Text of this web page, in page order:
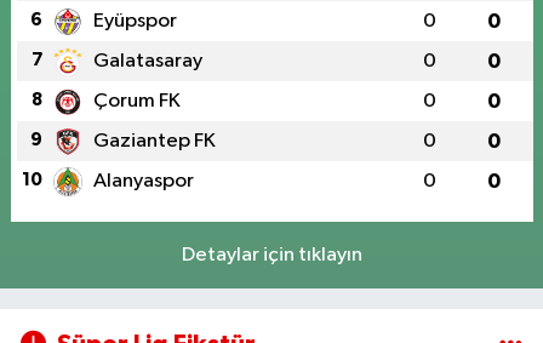
6 Eyüpspor 0 0
7 Galatasaray 0 0
8 Çorum FK 0 0
9 Gaziantep FK 0 0
10 Alanyaspor 0 0
Detaylar için tıklayın